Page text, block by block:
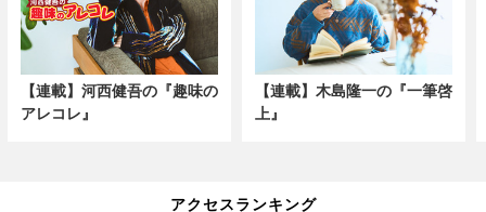
【連載】河西健吾の『趣味の
アレコレ』
【連載】木島隆一の『一筆啓
上』
アクセスランキング